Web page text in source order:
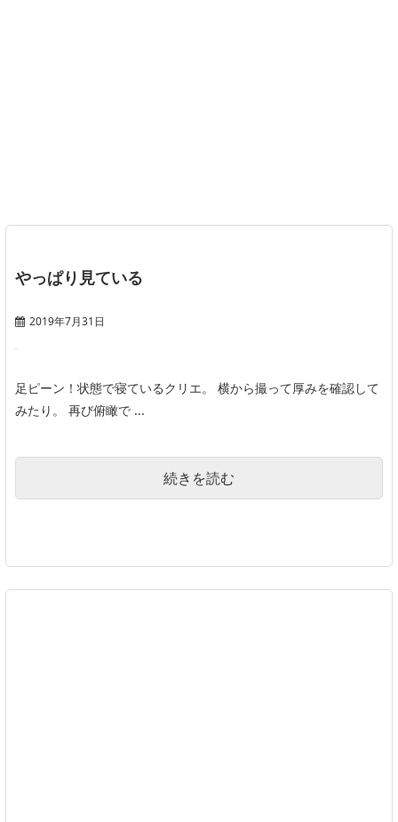
やっぱり見ている
2019年7月31日
足ピーン！状態で寝ているクリエ。 横から撮って厚みを確認して
みたり。 再び俯瞰で ...
続きを読む